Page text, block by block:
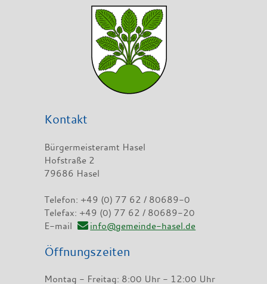
Kontakt
Bürgermeisteramt Hasel
Hofstraße 2
79686 Hasel
Telefon: +49 (0) 77 62 / 80689-0
Telefax: +49 (0) 77 62 / 80689-20
E-mail
info@gemeinde-hasel.de
Öffnungszeiten
Montag - Freitag: 8:00 Uhr - 12:00 Uhr